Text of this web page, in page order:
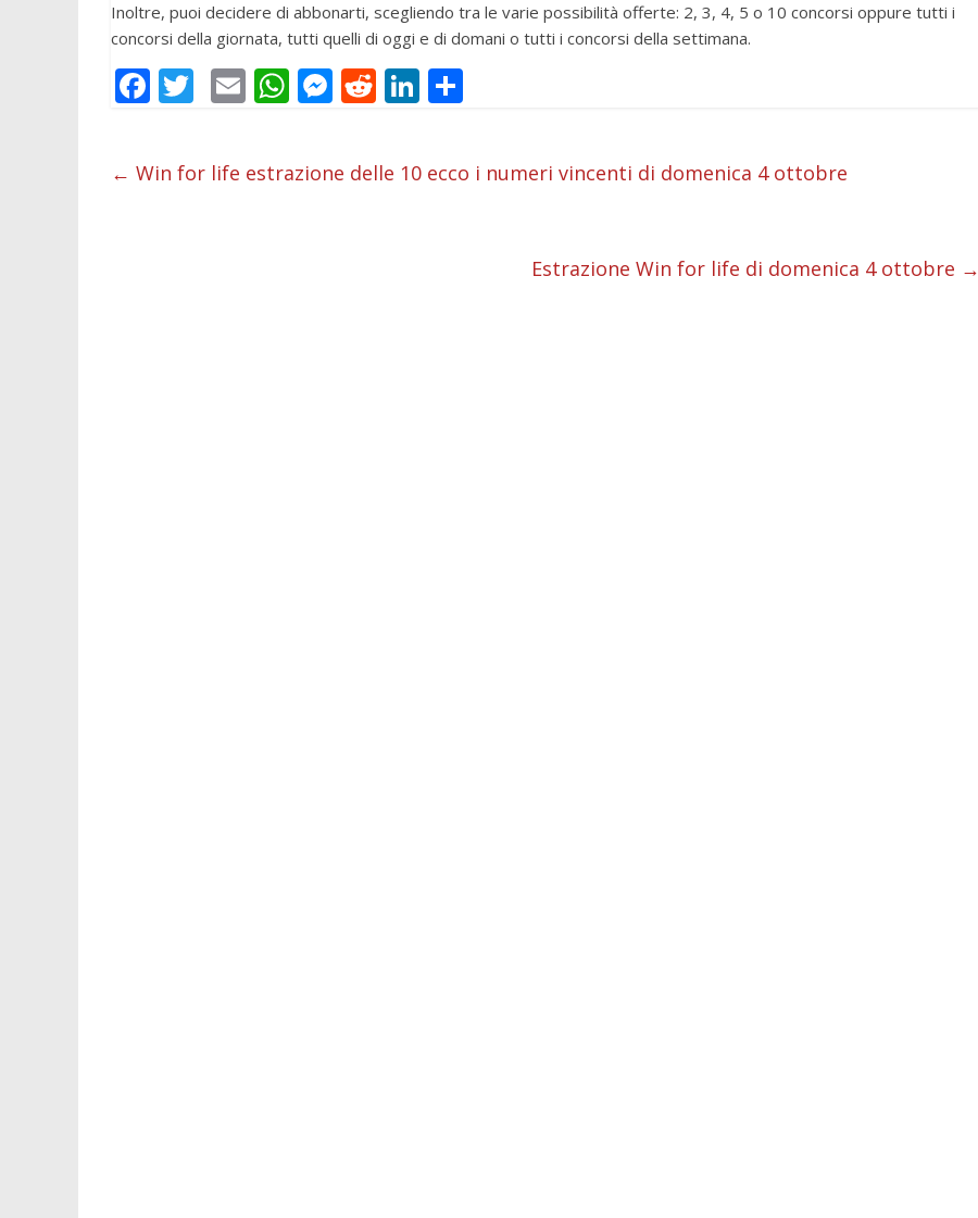
Inoltre, puoi decidere di abbonarti, scegliendo tra le varie possibilità offerte: 2, 3, 4, 5 o 10 concorsi oppure tutti i
concorsi della giornata, tutti quelli di oggi e di domani o tutti i concorsi della settimana.
F
e
b
T
itt
er
E
ai
l
W
at
s
M
ss
e
R
d
di
Li
k
e
n
di
← Win for life estrazione delle 10 ecco i numeri vincenti di domenica 4 ottobre
Estrazione Win for life di domenica 4 ottobre →